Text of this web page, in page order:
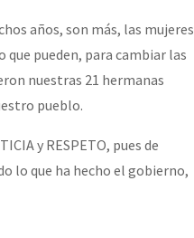
años, son más, las mujeres
pueden, para cambiar las
nuestras 21 hermanas
pueblo.
y RESPETO, pues de
lo que ha hecho el gobierno,